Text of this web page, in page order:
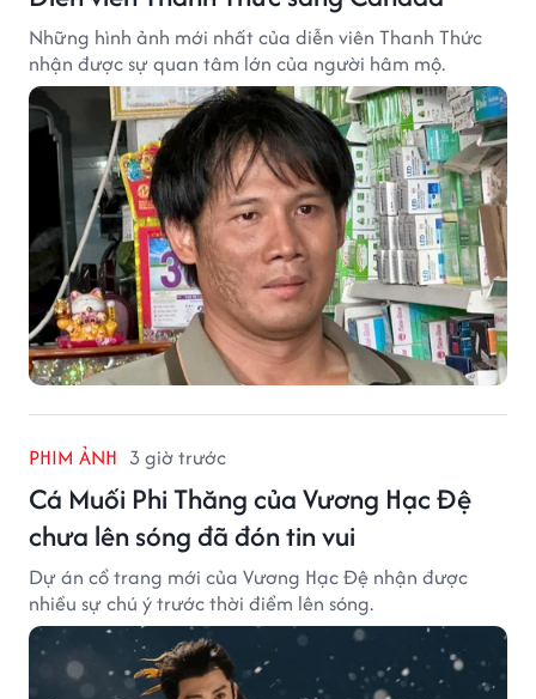
Những hình ảnh mới nhất của diễn viên Thanh Thức
nhận được sự quan tâm lớn của người hâm mộ.
PHIM ẢNH 3 giờ trước
Cá Muối Phi Thăng của Vương Hạc Đệ
chưa lên sóng đã đón tin vui
Dự án cổ trang mới của Vương Hạc Đệ nhận được
nhiều sự chú ý trước thời điểm lên sóng.